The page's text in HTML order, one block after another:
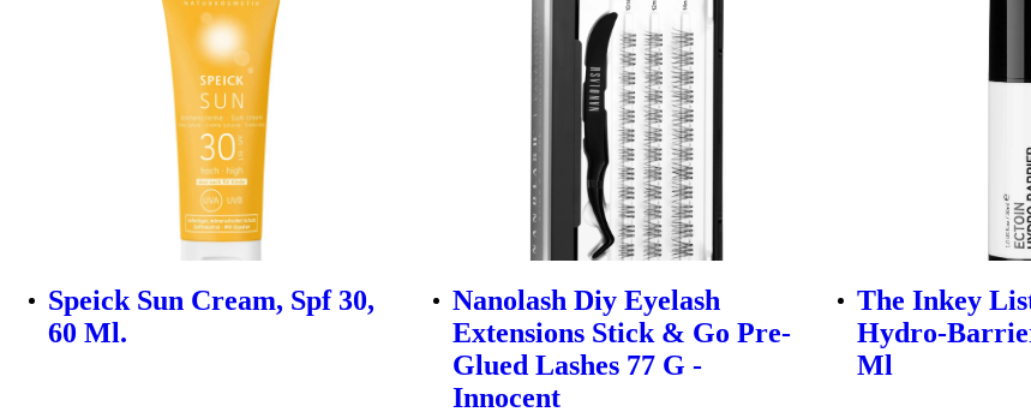
Speick Sun Cream, Spf 30,
60 Ml.
Nanolash Diy Eyelash
Extensions Stick & Go Pre-
Glued Lashes 77 G -
Innocent
The Inkey
Hydro-
Ml